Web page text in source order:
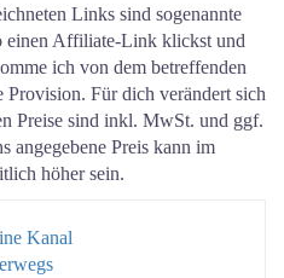
Links sind sogenannte
einen Affiliate-Link klickst und
ich von dem betreffenden
Für dich verändert sich
Preise sind inkl. MwSt. und ggf.
angegebene Preis kann im
höher sein.